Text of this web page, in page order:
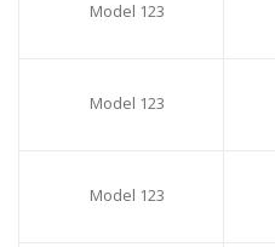
Model 123
Model 123
Model 123